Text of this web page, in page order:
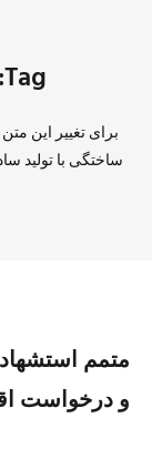
Tag: ضرب و شتم زندانیان
برای تغییر این
ساختگی با تولید
و درخواست